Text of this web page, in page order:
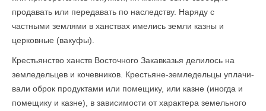
продавать или передавать по наследству. Наряду с
частными землями в ханствах имелись земли казны и
церковные (вакуфы).
Крестьянство ханств Восточного Закавказья делилось на
земледельцев и кочевников. Крестьяне-земледельцы уплачи­
вали оброк продуктами или помещику, или казне (иногда и
помещику и казне), в зависимости от характера земельного